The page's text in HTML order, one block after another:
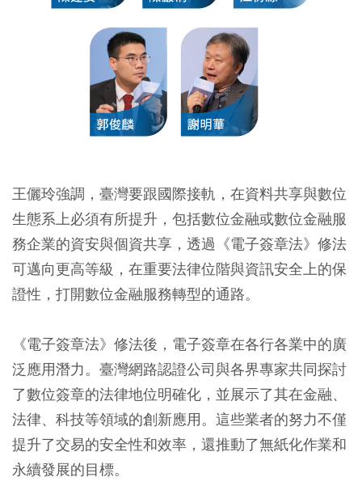
王儷玲強調，臺灣要跟國際接軌，在資料共享與數位
生態系上必須有所提升，包括數位金融或數位金融服
務企業的資安與個資共享，透過《電子簽章法》修法
可邁向更高等級，在重要法律位階與資訊安全上的保
證性，打開數位金融服務轉型的通路。
《電子簽章法》修法後，電子簽章在各行各業中的廣
泛應用潛力。臺灣網路認證公司與各界專家共同探討
了數位簽章的法律地位明確化，並展示了其在金融、
法律、科技等領域的創新應用。這些業者的努力不僅
提升了交易的安全性和效率，還推動了無紙化作業和
永續發展的目標。